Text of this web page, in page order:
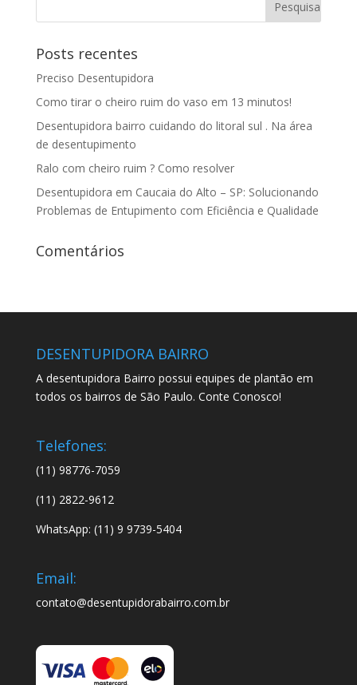
Posts recentes
Preciso Desentupidora
Como tirar o cheiro ruim do vaso em 13 minutos!
Desentupidora bairro cuidando do litoral sul . Na área
de desentupimento
Ralo com cheiro ruim ? Como resolver
Desentupidora em Caucaia do Alto – SP: Solucionando
Problemas de Entupimento com Eficiência e Qualidade
Comentários
DESENTUPIDORA BAIRRO
A desentupidora Bairro possui equipes de plantão em
todos os bairros de São Paulo. Conte Conosco!
Telefones:
(11) 98776-7059
(11) 2822-9612
WhatsApp: (11) 9 9739-5404
Email:
contato@desentupidorabairro.com.br